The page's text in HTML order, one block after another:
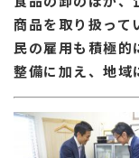
商品を取り扱って
民の雇用も積極的
整備に加え、地域